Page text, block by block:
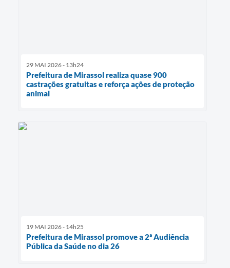
29 MAI 2026 - 13h24
Prefeitura de Mirassol realiza quase 900
castrações gratuitas e reforça ações de proteção
animal
19 MAI 2026 - 14h25
Prefeitura de Mirassol promove a 2ª Audiência
Pública da Saúde no dia 26